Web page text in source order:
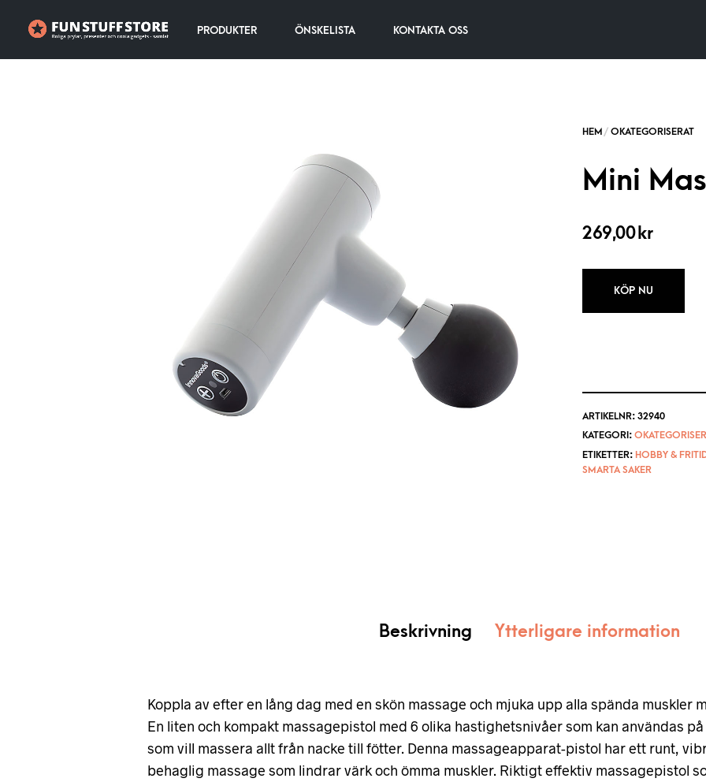
PRODUKTER ÖNSKELISTA KONTAKTA OSS
Mini
269,00 kr
KÖP NU
ARTIKELNR: 32940
KATEGORI:
ETIKETTER: HOBBY &
SMARTA SAKER
Beskrivning Ytterligare information
Koppla av efter en lång dag med en skön massage och mjuka upp alla spända muskler
En liten och kompakt massagepistol med 6 olika hastighetsnivåer som kan användas
som vill massera allt från nacke till fötter. Denna massageapparat-pistol har ett runt,
behaglig massage som lindrar värk och ömma muskler. Riktigt effektiv massagepistol